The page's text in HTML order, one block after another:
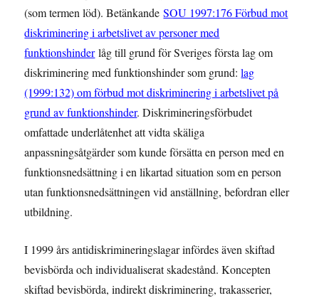
(som termen löd). BetänkandeSOU 1997:176 Förbud mot
diskriminering i arbetslivet av personer med
funktionshinderlåg till grund för Sveriges första lag om
diskriminering med funktionshinder som grund:lag
(1999:132) om förbud mot diskriminering i arbetslivet på
grund av funktionshinder. Diskrimineringsförbudet
omfattade underlåtenhet att vidta skäliga
anpassningsåtgärder som kunde försätta en person med en
funktionsnedsättning i en likartad situation som en person
utan funktionsnedsättningen vid anställning, befordran eller
utbildning.
I 1999 års antidiskrimineringslagar infördes även skiftad
bevisbörda och individualiserat skadestånd. Koncepten
skiftad bevisbörda, indirekt diskriminering, trakasserier,